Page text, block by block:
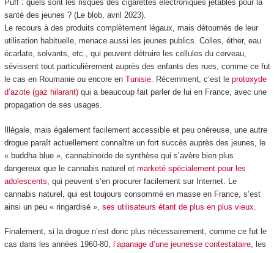
Puff : quels sont les risques des cigarettes électroniques jetables pour la
santé des jeunes ? (Le blob, avril 2023).
Le recours à des produits complètement légaux, mais détournés de leur
utilisation habituelle, menace aussi les jeunes publics. Colles, éther, eau
écarlate, solvants, etc., qui peuvent détruire les cellules du cerveau,
sévissent tout particulièrement auprès des enfants des rues, comme ce fut
le cas en Roumanie ou encore en Tunisie. Récemment, c’est le protoxyde
d’azote (gaz hilarant)qui a beaucoup fait parler de lui en France, avec une
propagation de ses usages.
Illégale, mais également facilement accessible et peu onéreuse, une autre
drogue paraît actuellement connaître un fort succès auprès des jeunes, le
« buddha blue », cannabinoïde de synthèse qui s’avère bien plus
dangereux que le cannabis naturel et marketé spécialement pour les
adolescents , qui peuvent s’en procurer facilement sur Internet. Le
cannabis naturel, qui est toujours consommé en masse en France, s’est
ainsi un peu « ringardisé », ses utilisateurs étant de plus en plus vieux
Finalement, si la drogue n’est donc plus nécessairement, comme ce fut le
cas dans les années 1960-80, l’apanage d’une jeunesse contestataire, les